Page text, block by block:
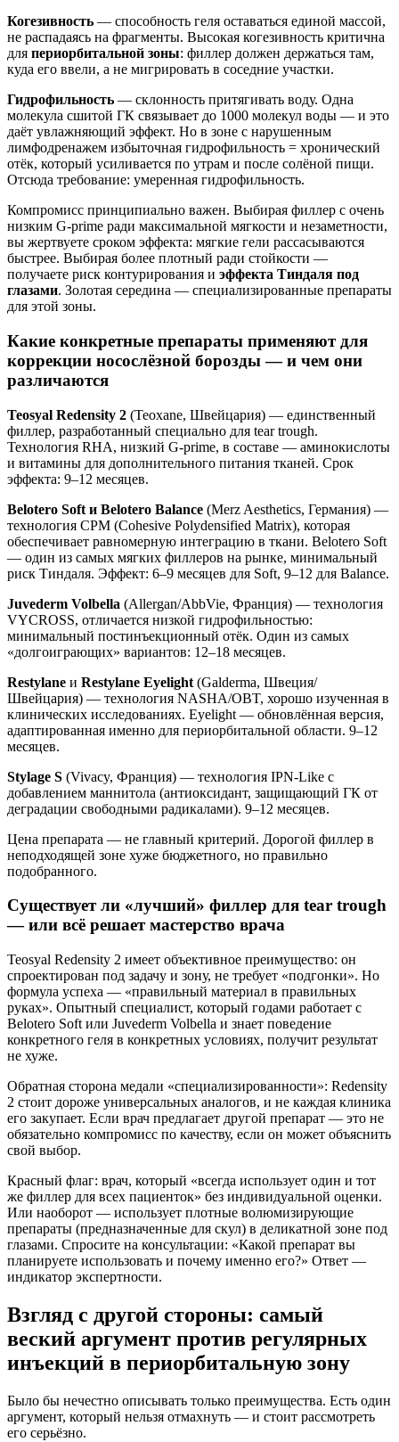
Когезивность — способность геля оставаться единой массой,
не распадаясь на фрагменты. Высокая когезивность критична
для периорбитальной зоны: филлер должен держаться там,
куда его ввели, а не мигрировать в соседние участки.
Гидрофильность — склонность притягивать воду. Одна
молекула сшитой ГК связывает до 1000 молекул воды — и это
даёт увлажняющий эффект. Но в зоне с нарушенным
лимфодренажем избыточная гидрофильность = хронический
отёк, который усиливается по утрам и после солёной пищи.
Отсюда требование: умеренная гидрофильность.
Компромисс принципиально важен. Выбирая филлер с очень
низким G-prime ради максимальной мягкости и незаметности,
вы жертвуете сроком эффекта: мягкие гели рассасываются
быстрее. Выбирая более плотный ради стойкости —
получаете риск контурирования и эффекта Тиндаля под
глазами. Золотая середина — специализированные препараты
для этой зоны.
Какие конкретные препараты применяют для
коррекции носослёзной борозды — и чем они
различаются
Teosyal Redensity 2 (Teoxane, Швейцария) — единственный
филлер, разработанный специально для tear trough.
Технология RHA, низкий G-prime, в составе — аминокислоты
и витамины для дополнительного питания тканей. Срок
эффекта: 9–12 месяцев.
Belotero Soft и Belotero Balance (Merz Aesthetics, Германия) —
технология CPM (Cohesive Polydensified Matrix), которая
обеспечивает равномерную интеграцию в ткани. Belotero Soft
— один из самых мягких филлеров на рынке, минимальный
риск Тиндаля. Эффект: 6–9 месяцев для Soft, 9–12 для Balance.
Juvederm Volbella (Allergan/AbbVie, Франция) — технология
VYCROSS, отличается низкой гидрофильностью:
минимальный постинъекционный отёк. Один из самых
«долгоиграющих» вариантов: 12–18 месяцев.
Restylane и Restylane Eyelight (Galderma, Швеция/
Швейцария) — технология NASHA/OBT, хорошо изученная в
клинических исследованиях. Eyelight — обновлённая версия,
адаптированная именно для периорбитальной области. 9–12
месяцев.
Stylage S (Vivacy, Франция) — технология IPN-Like с
добавлением маннитола (антиоксидант, защищающий ГК от
деградации свободными радикалами). 9–12 месяцев.
Цена препарата — не главный критерий. Дорогой филлер в
неподходящей зоне хуже бюджетного, но правильно
подобранного.
Существует ли «лучший» филлер для tear trough
— или всё решает мастерство врача
Teosyal Redensity 2 имеет объективное преимущество: он
спроектирован под задачу и зону, не требует «подгонки». Но
формула успеха — «правильный материал в правильных
руках». Опытный специалист, который годами работает с
Belotero Soft или Juvederm Volbella и знает поведение
конкретного геля в конкретных условиях, получит результат
не хуже.
Обратная сторона медали «специализированности»: Redensity
2 стоит дороже универсальных аналогов, и не каждая клиника
его закупает. Если врач предлагает другой препарат — это не
обязательно компромисс по качеству, если он может объяснить
свой выбор.
Красный флаг: врач, который «всегда использует один и тот
же филлер для всех пациенток» без индивидуальной оценки.
Или наоборот — использует плотные волюмизирующие
препараты (предназначенные для скул) в деликатной зоне под
глазами. Спросите на консультации: «Какой препарат вы
планируете использовать и почему именно его?» Ответ —
индикатор экспертности.
Взгляд с другой стороны: самый
веский аргумент против регулярных
инъекций в периорбитальную зону
Было бы нечестно описывать только преимущества. Есть один
аргумент, который нельзя отмахнуть — и стоит рассмотреть
его серьёзно.